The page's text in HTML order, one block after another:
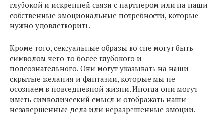
глубокой и искренней связи с партнером или на наши
собственные эмоциональные потребности, которые
нужно удовлетворить.
Кроме того, сексуальные образы во сне могут быть
символом чего-то более глубокого и
подсознательного. Они могут указывать на наши
скрытые желания и фантазии, которые мы не
осознаем в повседневной жизни. Иногда они могут
иметь символический смысл и отображать наши
незавершенные дела или неразрешенные эмоции.